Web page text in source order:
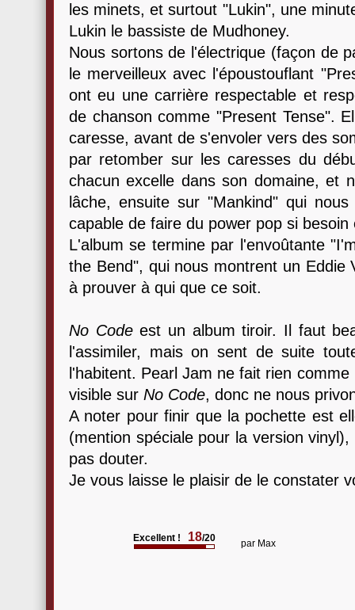
les minets, et surtout "Lukin", une
Lukin le bassiste de Mudhoney.
Nous sortons de l'électrique (façon de
le merveilleux avec l'époustouflant
ont eu une carrière respectable et
de chanson comme "Present Tense".
caresse, avant de s'envoler vers des
par retomber sur les caresses du
chacun excelle dans son domaine, et
lâche, ensuite sur "Mankind" qui
capable de faire du power pop si besoin
L'album se termine par l'envoûtante
the Bend", qui nous montrent un Eddie
à prouver à qui que ce soit.
No Codeest un album tiroir. Il faut
l'assimiler, mais on sent de suite
l'habitent. Pearl Jam ne fait rien
visible sur No Code, donc ne nous
A noter pour finir que la pochette est
(mention spéciale pour la version
pas douter.
Je vous laisse le plaisir de le constater
Excellent ! 18/20 par Max